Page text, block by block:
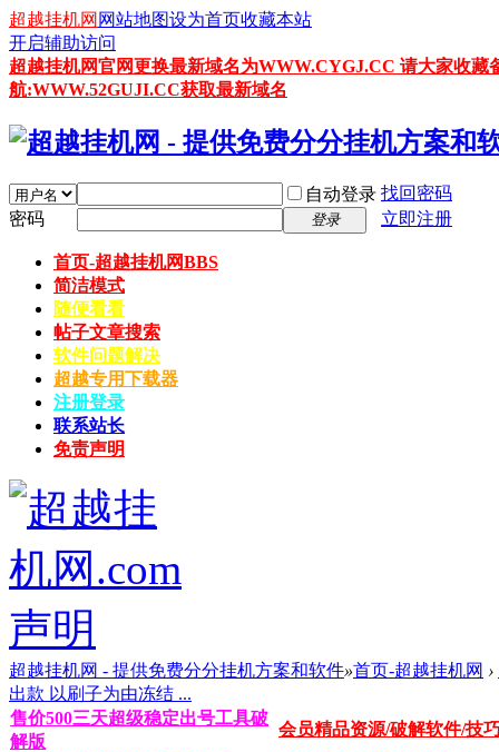
超越挂机网 网站地图设为首页收藏本站
开启辅助访问
超越挂机网官网更换最新域名为WWW.CYGJ.CC 请大家收
航:WWW.52GUJI.CC获取最新域名
自动登录 找回密码
密码
登录 立即注册
首页-超越挂机网BBS
简洁模式
随便看看
帖子文章搜索
软件问题解决
超越专用下载器
注册登录
联系站长
免责声明
超越挂机网 - 提供免费分分挂机方案和软件»首页-超越挂机网 ›
出款 以刷子为由冻结 ...
售价500三天超级稳定出号工具破
解版
会员精品资源/破解软件/技